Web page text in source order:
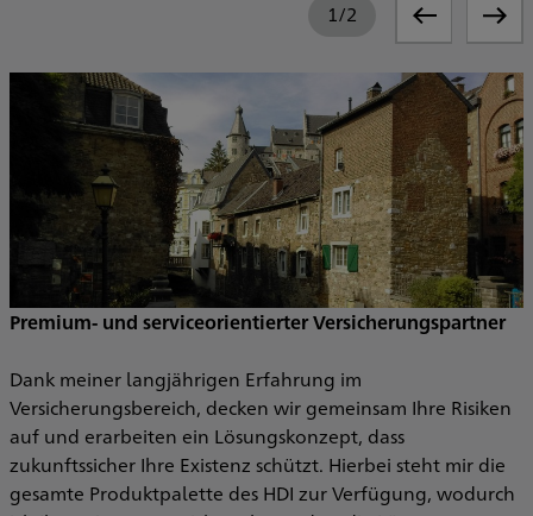
1/2
Premium- und serviceorientierter Versicherungspartner
Dank meiner langjährigen Erfahrung im
Versicherungsbereich, decken wir gemeinsam Ihre Risiken
auf und erarbeiten ein Lösungskonzept, dass
zukunftssicher Ihre Existenz schützt. Hierbei steht mir die
gesamte Produktpalette des HDI zur Verfügung, wodurch